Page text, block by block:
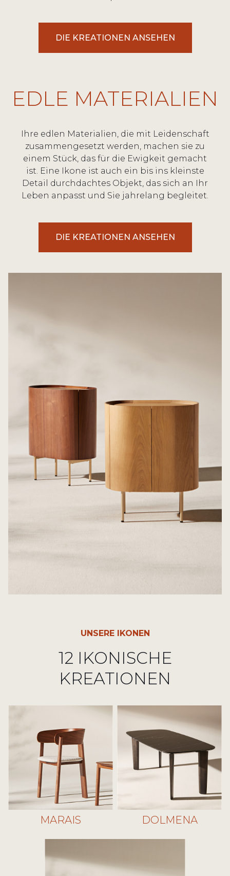
DIE KREATIONEN ANSEHEN
EDLE MATERIALIEN
Ihre edlen Materialien, die mit Leidenschaft
zusammengesetzt werden, machen sie zu
einem Stück, das für die Ewigkeit gemacht
ist. Eine Ikone ist auch ein bis ins kleinste
Detail durchdachtes Objekt, das sich an Ihr
Leben anpasst und Sie jahrelang begleitet.
DIE KREATIONEN ANSEHEN
UNSERE IKONEN
12 IKONISCHE
KREATIONEN
MARAIS DOLMENA